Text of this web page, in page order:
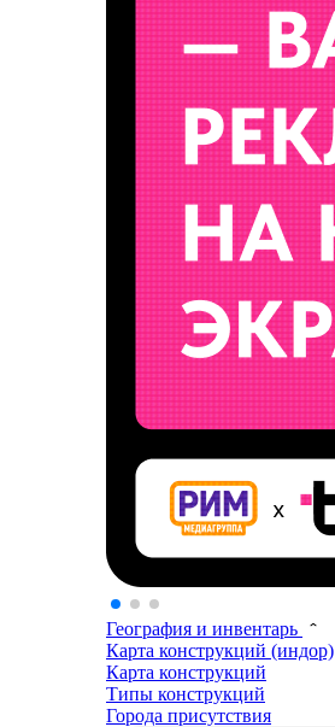
География и инвентарь
Карта конструкций (индор)
Карта конструкций
Типы конструкций
Города присутствия